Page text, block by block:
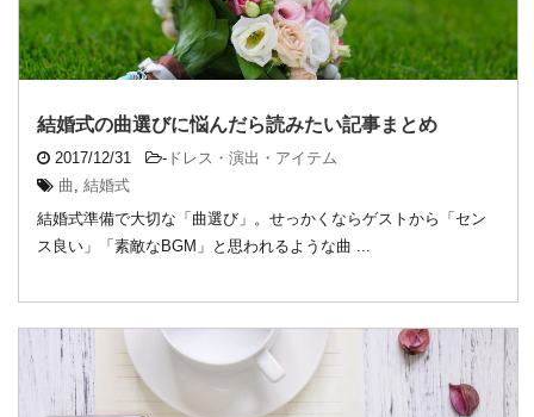
結婚式の曲選びに悩んだら読みたい記事まとめ
2017/12/31 - ドレス・演出・アイテム
曲 結婚式
結婚式準備で大切な「曲選び」。せっかくならゲストから「セン
ス良い」「素敵なBGM」と思われるような曲 ...